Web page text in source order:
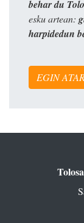
behar du
esku artean:
harpidedun
EGIN